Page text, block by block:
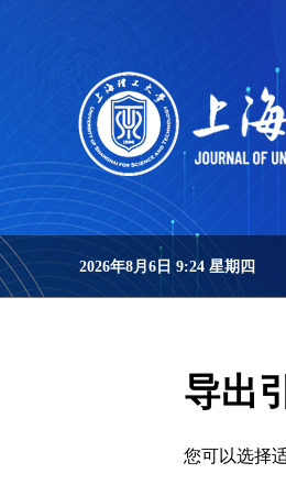
2026年8月6日 9:24 星期四
导出
您可以选择